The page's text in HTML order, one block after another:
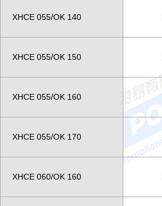
XHCE 055/OK 140
XHCE 055/OK 150
XHCE 055/OK 160
XHCE 055/OK 170
XHCE 060/OK 160